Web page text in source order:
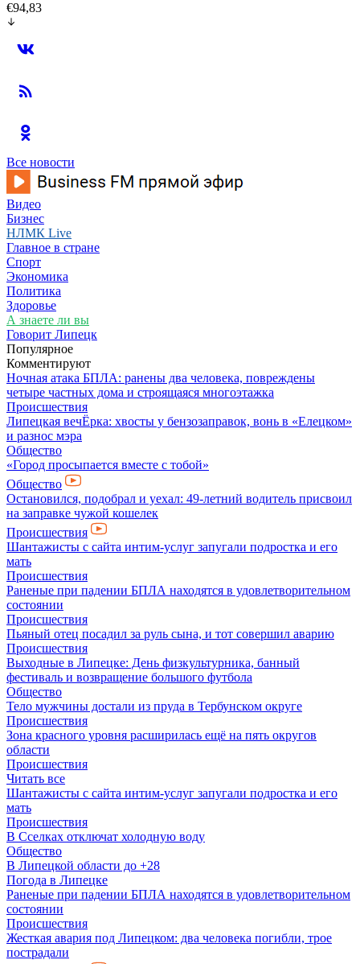
€94,83
Все новости
Видео
Бизнес
НЛМК Live
Главное в стране
Спорт
Экономика
Политика
Здоровье
А знаете ли вы
Говорит Липецк
Популярное
Комментируют
Ночная атака БПЛА: ранены два человека, повреждены
четыре частных дома и строящаяся многоэтажка
Происшествия
Липецкая вечЁрка: хвосты у бензозаправок, вонь в «Елецком»
и разнос мэра
Общество
«Город просыпается вместе с тобой»
Общество
Остановился, подобрал и уехал: 49-летний водитель присвоил
на заправке чужой кошелек
Происшествия
Шантажисты с сайта интим-услуг запугали подростка и его
мать
Происшествия
Раненые при падении БПЛА находятся в удовлетворительном
состоянии
Происшествия
Пьяный отец посадил за руль сына, и тот совершил аварию
Происшествия
Выходные в Липецке: День физкультурника, банный
фестиваль и возвращение большого футбола
Общество
Тело мужчины достали из пруда в Тербунском округе
Происшествия
Зона красного уровня расширилась ещё на пять округов
области
Происшествия
Читать все
Шантажисты с сайта интим-услуг запугали подростка и его
мать
Происшествия
В Сселках отключат холодную воду
Общество
В Липецкой области до +28
Погода в Липецке
Раненые при падении БПЛА находятся в удовлетворительном
состоянии
Происшествия
Жесткая авария под Липецком: два человека погибли, трое
пострадали